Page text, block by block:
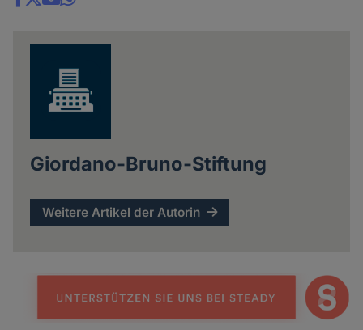
Share
Giordano-Bruno-Stiftung
Weitere Artikel der Autorin